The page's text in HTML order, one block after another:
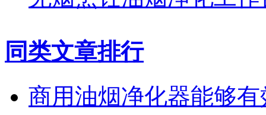
同类文章排行
商用油烟净化器能够